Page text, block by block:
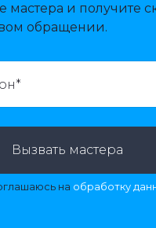
мастера и получите
обращении.
Вызвать мастера
на обработку